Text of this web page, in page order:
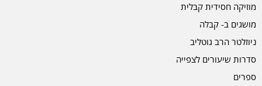
מוזיקה חסידית קבלית
מושגים ב- קבלה
ניוזלטר הרב גוטליב
סדרות שיעורים לצפייה
ספרים